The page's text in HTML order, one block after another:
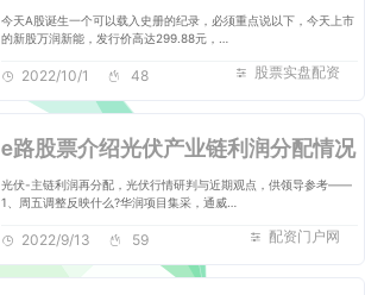
今天A股诞生一个可以载入史册的纪录，必须重点说以下，今天上市
的新股万润新能，发行价高达299.88元，…
股票实盘配资
2022/10/1 48
e路股票介绍光伏产业链利润分配情况
光伏-主链利润再分配，光伏行情研判与近期观点，供领导参考——
1、周五调整反映什么?华润项目集采，通威…
配资门户网
2022/9/13 59